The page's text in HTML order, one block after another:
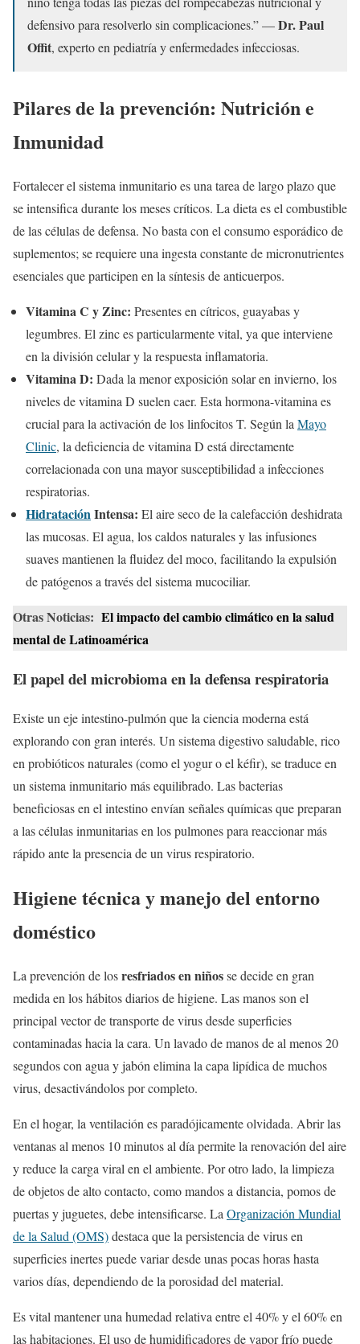
defensivo para resolverlo sin complicaciones.” —Dr. Paul
Offit, experto en pediatría y enfermedades infecciosas.
Pilares de la prevención: Nutrición e
Inmunidad
Fortalecer el sistema inmunitario es una tarea de largo plazo que
se intensifica durante los meses críticos. La dieta es el combustible
de las células de defensa. No basta con el consumo esporádico de
suplementos; se requiere una ingesta constante de micronutrientes
esenciales que participen en la síntesis de anticuerpos.
Vitamina C y Zinc: Presentes en cítricos, guayabas y
legumbres. El zinc es particularmente vital, ya que interviene
en la división celular y la respuesta inflamatoria.
Vitamina D: Dada la menor exposición solar en invierno, los
niveles de vitamina D suelen caer. Esta hormona-vitamina es
crucial para la activación de los linfocitos T. Según laMayo
Clinic, la deficiencia de vitamina D está directamente
correlacionada con una mayor susceptibilidad a infecciones
respiratorias.
HidrataciónIntensa: El aire seco de la calefacción deshidrata
las mucosas. El agua, los caldos naturales y las infusiones
suaves mantienen la fluidez del moco, facilitando la expulsión
de patógenos a través del sistema mucociliar.
Otras Noticias: El impacto del cambio climático en la salud
mental de Latinoamérica
El papel del microbioma en la defensa respiratoria
Existe un eje intestino-pulmón que la ciencia moderna está
explorando con gran interés. Un sistema digestivo saludable, rico
en probióticos naturales (como el yogur o el kéfir), se traduce en
un sistema inmunitario más equilibrado. Las bacterias
beneficiosas en el intestino envían señales químicas que preparan
a las células inmunitarias en los pulmones para reaccionar más
rápido ante la presencia de un virus respiratorio.
Higiene técnica y manejo del entorno
doméstico
La prevención de losresfriados en niñosse decide en gran
medida en los hábitos diarios de higiene. Las manos son el
principal vector de transporte de virus desde superficies
contaminadas hacia la cara. Un lavado de manos de al menos 20
segundos con agua y jabón elimina la capa lipídica de muchos
virus, desactivándolos por completo.
En el hogar, la ventilación es paradójicamente olvidada. Abrir las
ventanas al menos 10 minutos al día permite la renovación del aire
y reduce la carga viral en el ambiente. Por otro lado, la limpieza
de objetos de alto contacto, como mandos a distancia, pomos de
puertas y juguetes, debe intensificarse. La Organización Mundial
de la Salud (OMS)destaca que la persistencia de virus en
superficies inertes puede variar desde unas pocas horas hasta
varios días, dependiendo de la porosidad del material.
Es vital mantener una humedad relativa entre el 40% y el 60% en
las habitaciones. El uso de humidificadores de vapor frío puede